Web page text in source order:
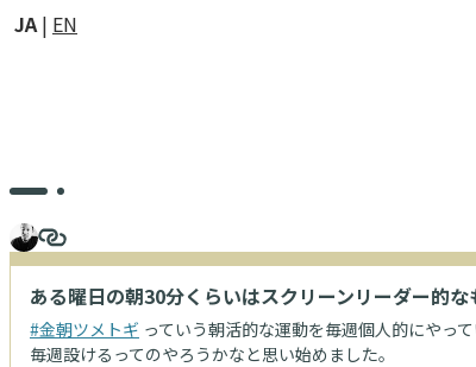
JA EN
ある曜日の朝30分くらいはスクリーンリーダー的
#金朝ツメトギ っていう朝活的な運動を毎週個人的にやっ
毎週設けるってのやろうかなと思い始めました。